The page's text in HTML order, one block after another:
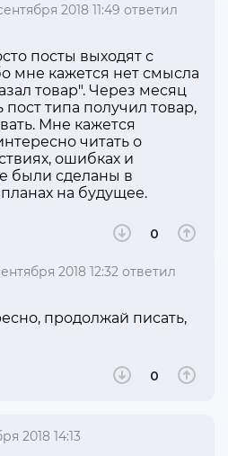
2018 11:49 ответил
посты выходят с
мне кажется нет смысла
товар". Через месяц
пост типа получил товар,
Мне кажется
читать о
ошибках и
были сделаны в
на будущее.
0
2018 12:32 ответил
продолжай писать,
0
2018 14:13